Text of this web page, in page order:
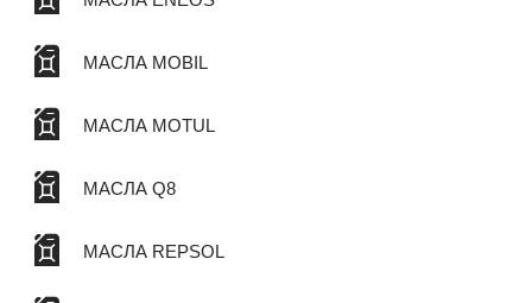
МАСЛА MOBIL
МАСЛА MOTUL
МАСЛА Q8
МАСЛА REPSOL